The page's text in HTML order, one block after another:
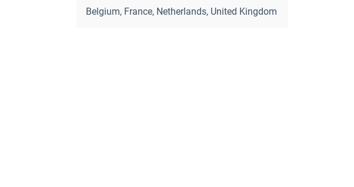
Belgium, France, Netherlands, United Kingdom